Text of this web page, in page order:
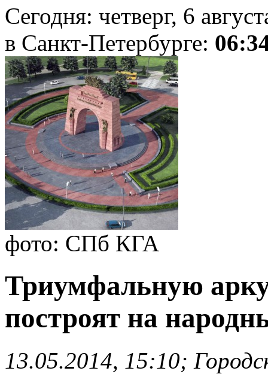
Сегодня: четверг, 6
в Санкт-Петербурге:
фото: СПб КГА
Триумфальную
построят на
13.05.2014, 15:10;